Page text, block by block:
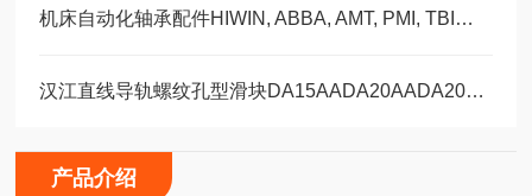
机床自动化轴承配件HIWIN, ABBA, AMT, PMI, TBI滑块导轨丝杠
汉江直线导轨螺纹孔型滑块DA15AADA20AADA20AAL
产品介绍